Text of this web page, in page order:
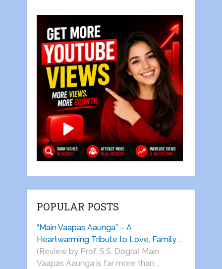
POPULAR POSTS
“Main Vaapas Aaunga” – A
Heartwarming Tribute to Love, Family …
(Review by Prof. S.S. Dogra) Main
Vaapas Aaunga is far more than …